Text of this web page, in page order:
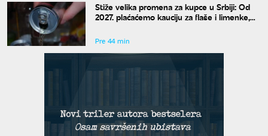
Stiže velika promena za kupce u Srbiji: Od
2027. plaćaćemo kauciju za flaše i limenke,
Pre 44 min